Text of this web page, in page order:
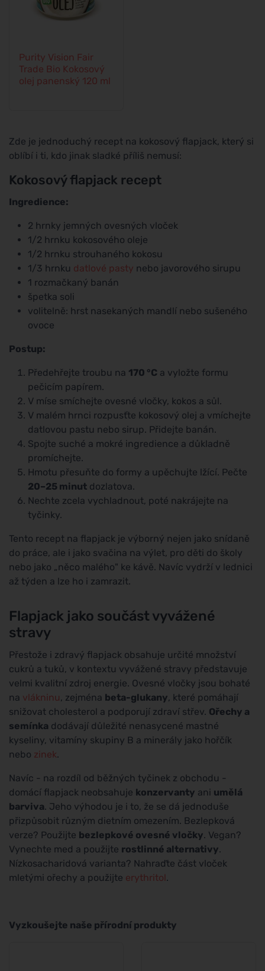
Purity Vision Fair
Trade Bio Kokosový
olej panenský 120 ml
Zde je jednoduchý recept na kokosový flapjack, který si
oblíbí i ti, kdo jinak sladké příliš nemusí:
Kokosový flapjack recept
Ingredience:
2 hrnky jemných ovesných vloček
1/2 hrnku kokosového oleje
1/2 hrnku strouhaného kokosu
1/3 hrnku datlové pasty nebo javorového sirupu
1 rozmačkaný banán
špetka soli
volitelně: hrst nasekaných mandlí nebo sušeného
ovoce
Postup:
Předehřejte troubu na 170 °C a vyložte formu
pečicím papírem.
V míse smíchejte ovesné vločky, kokos a sůl.
V malém hrnci rozpusťte kokosový olej a vmíchejte
datlovou pastu nebo sirup. Přidejte banán.
Spojte suché a mokré ingredience a důkladně
promíchejte.
Hmotu přesuňte do formy a upěchujte lžící. Pečte
20–25 minut dozlatova.
Nechte zcela vychladnout, poté nakrájejte na
tyčinky.
Tento recept na flapjack je výborný nejen jako snídaně
do práce, ale i jako svačina na výlet, pro děti do školy
nebo jako „něco malého" ke kávě. Navíc vydrží v lednici
až týden a lze ho i zamrazit.
Flapjack jako součást vyvážené
stravy
Přestože i zdravý flapjack obsahuje určité množství
cukrů a tuků, v kontextu vyvážené stravy představuje
velmi kvalitní zdroj energie. Ovesné vločky jsou bohaté
na vlákninu, zejména beta-glukany, které pomáhají
snižovat cholesterol a podporují zdraví střev. Ořechy a
semínka dodávají důležité nenasycené mastné
kyseliny, vitamíny skupiny B a minerály jako hořčík
nebo zinek.
Navíc - na rozdíl od běžných tyčinek z obchodu -
domácí flapjack neobsahuje konzervanty ani umělá
barviva. Jeho výhodou je i to, že se dá jednoduše
přizpůsobit různým dietním omezením. Bezlepková
verze? Použijte bezlepkové ovesné vločky. Vegan?
Vynechte med a použijte rostlinné alternativy.
Nízkosacharidová varianta? Nahraďte část vloček
mletými ořechy a použijte erythritol .
Vyzkoušejte naše přírodní produkty